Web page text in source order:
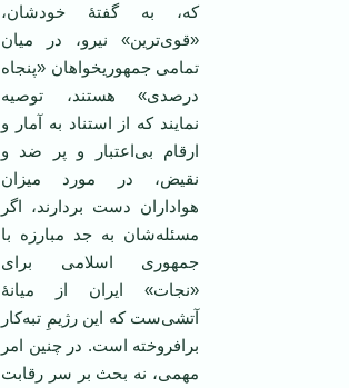
که، به گفتۀ خودشان،
«قوی‌ترین» نیرو، در میان
تمامی جمهوریخواهان «پنجاه
درصدی» هستند، توصیه
نمایند که از استناد به آمار و
ارقام بی‌اعتبار و پر ضد و
نقیض، در مورد میزان
هواداران دست بردارند، اگر
مسئله‌شان‌ به جد مبارزه با
جمهوری اسلامی برای
«نجات» ایران از میانۀ
آتشی‌ست که این رژیمِ تبه‌کار
برافروخته است. در چنین امر
مهمی، نه بحث بر سر رقابت